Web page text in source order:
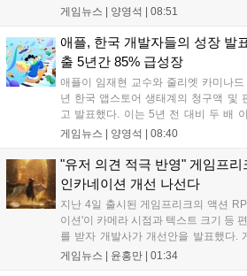
스트와 15인 협동 토벌전 '사막을 베어
예정이다. 이번 업데이트로 원작의 재
콘텐츠를 즐길 수 있게 되었다....
게임뉴스 | 양영석 | 08:51
애플, 한국 개발자들의 성장 발
출 5년간 85% 급성장
애플이 임재현 교수와 줄리엣 카미나
년 한국 앱스토어 생태계의 청구액 및
고 발표했다. 이는 5년 전 대비 두 배
90% 이상은 수수료가 발생하지 않는
장에서도 큰 성과를 거두고 있다. 애플
성장을 지속적으로 지원하겠다고 밝혔다
게임뉴스 | 양영석 | 08:40
"유저 의견 적극 반영" 게임프리
인카네이션 개선 나선다
지난 4일 출시된 게임프리크의 액션
이션'이 카메라 시점과 텍스트 크기 등
를 받자 개발사가 개선안을 발표했다.
를 통해 1주일 이내에 카메라 조정, 텍
게임뉴스 | 윤홍만 | 01:34